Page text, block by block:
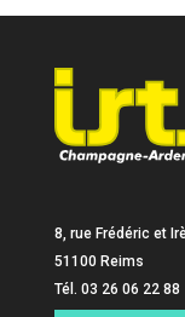
8, rue Frédéric et
51100 Reims
Tél. 03 26 06 22 88